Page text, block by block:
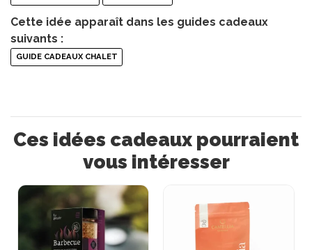
Cette idée apparaît dans les guides cadeaux
suivants :
GUIDE CADEAUX CHALET
Ces idées cadeaux pourraient
vous intéresser